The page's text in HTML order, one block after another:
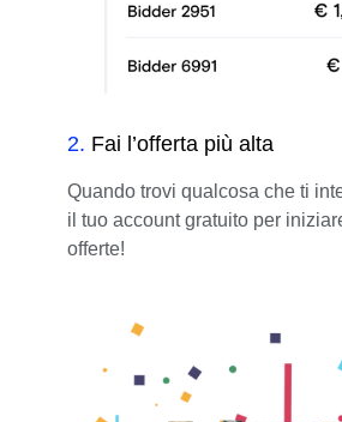
2. Fai l’offerta più alta
Quando trovi qualcosa che ti
il tuo account gratuito per
offerte!